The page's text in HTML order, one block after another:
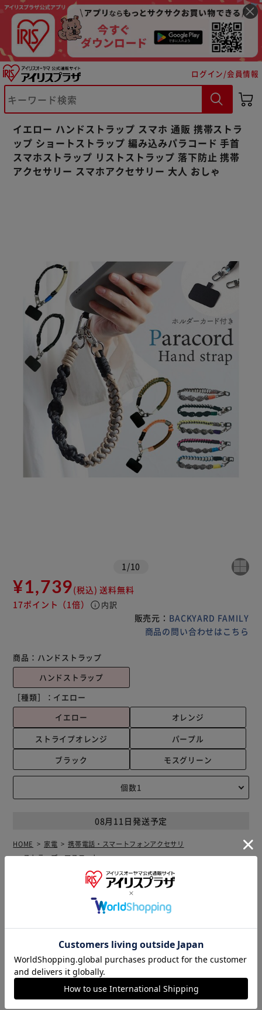
ログイン/会員情報
イエロー ハンドストラップ スマホ 通販 携帯ストラ
ップ ショートストラップ 編み込みパラコード 手首
スマホストラップ リストストラップ 落下防止 携帯
アクセサリー スマホアクセサリー 大人 おしゃ
1/10
¥1,739(税込) 送料無料
17ポイント （1倍） info 内訳
販売元： BACKYARD FAMILY
商品の問い合わせはこちら
商品： ハンドストラップ
ハンドストラップ
［種類］： イエロー
イエロー
オレンジ
ストライプオレンジ
パープル
ブラック
モスグリーン
08月11日発送予定
HOME 家電
携帯電話・スマートフォンアクセサリ
ストラップ・マスコット
関連するキーワード
#ストラップ おしゃれ
#ストラップ 落下防止
商品説明 仕様・サイズ 商品レビュー
【抜群の存在感！】 パラコードをソロモン編みにしたおし
ゃれと機能性を兼ね備えたハンドストラップが登場。 【美
しい色合い】 編み込まれたパラコードのカラーコンビネー
※ご確認ください
カートに入れる 購入手続きへ